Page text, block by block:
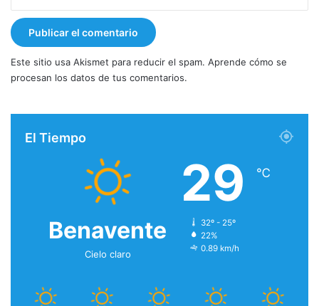
Este sitio usa Akismet para reducir el spam. Aprende cómo se
procesan los datos de tus comentarios.
El Tiempo
Benavente
Cielo claro
29 ℃
32º - 25º
22%
0.89 km/h